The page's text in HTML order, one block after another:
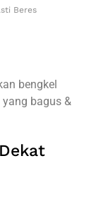
Beres
bengkel
yang bagus &